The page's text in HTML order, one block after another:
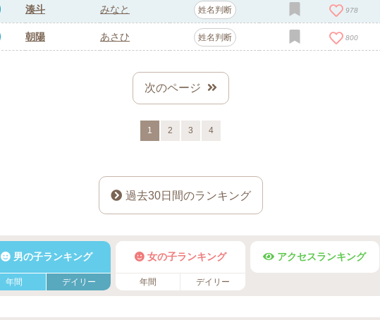
湊斗 みなと 姓名判断 978
朝陽 あさひ 姓名判断 800
次のページ
1 2 3 4
過去30日間のランキング
男の子ランキング
年間 デイリー
女の子ランキング
年間 デイリー
アクセスランキング